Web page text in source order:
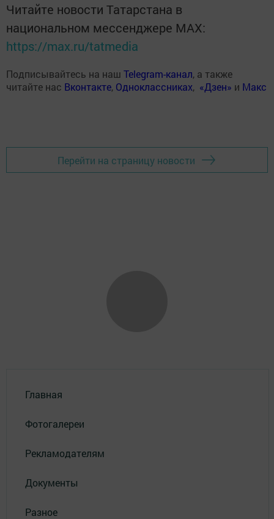
Читайте новости Татарстана в
национальном мессенджере MАХ:
https://max.ru/tatmedia
Подписывайтесь на наш Telegram-канал, а также
читайте нас Вконтакте, Одноклассниках, «Дзен» и Макс
Перейти на страницу новости
Главная
Фотогалереи
Рекламодателям
Документы
Разное